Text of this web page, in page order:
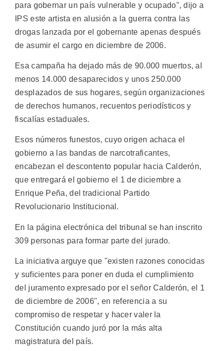
para gobernar un país vulnerable y ocupado", dijo a
IPS este artista en alusión a la guerra contra las
drogas lanzada por el gobernante apenas después
de asumir el cargo en diciembre de 2006.
Esa campaña ha dejado más de 90.000 muertos, al
menos 14.000 desaparecidos y unos 250.000
desplazados de sus hogares, según organizaciones
de derechos humanos, recuentos periodísticos y
fiscalías estaduales.
Esos números funestos, cuyo origen achaca el
gobierno a las bandas de narcotraficantes,
encabezan el descontento popular hacia Calderón,
que entregará el gobierno el 1 de diciembre a
Enrique Peña, del tradicional Partido
Revolucionario Institucional.
En la página electrónica del tribunal se han inscrito
309 personas para formar parte del jurado.
La iniciativa arguye que "existen razones conocidas
y suficientes para poner en duda el cumplimiento
del juramento expresado por el señor Calderón, el 1
de diciembre de 2006", en referencia a su
compromiso de respetar y hacer valer la
Constitución cuando juró por la más alta
magistratura del país.